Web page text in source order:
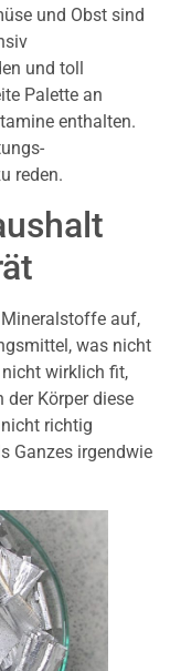
und Obst sind
und toll
Palette an
enthalten.
reden.
auf,
was nicht
wirklich fit,
Körper diese
richtig
Ganzes irgendwie